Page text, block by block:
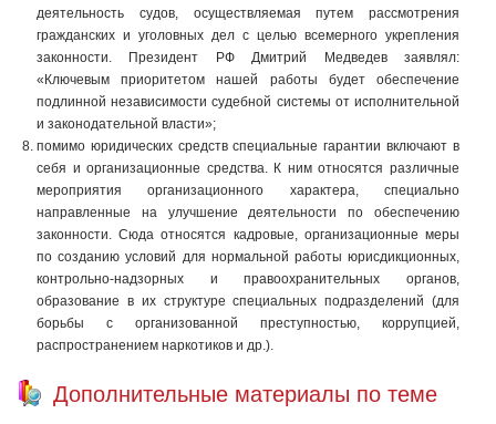
деятельность судов, осуществляемая путем рассмотрения
гражданских и уголовных дел с целью всемерного укрепления
законности. Президент РФ Дмитрий Медведев заявлял:
«Ключевым приоритетом нашей работы будет обеспечение
подлинной независимости судебной системы от исполнительной
и законодательной власти»;
помимо юридических средств специальные гарантии включают в
себя и организационные средства. К ним относятся различные
мероприятия организационного характера, специально
направленные на улучшение деятельности по обеспечению
законности. Сюда относятся кадровые, организационные меры
по созданию условий для нормальной работы юрисдикционных,
контрольно-надзорных и правоохранительных органов,
образование в их структуре специальных подразделений (для
борьбы с организованной преступностью, коррупцией,
распространением наркотиков и др.).
Дополнительные материалы по теме